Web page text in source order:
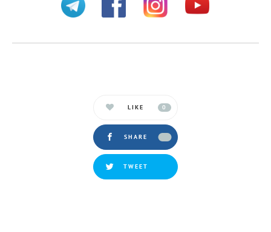
LIKE 0
SHARE
TWEET